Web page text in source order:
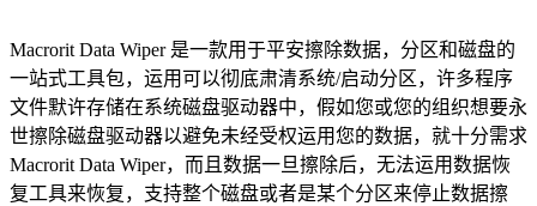
Macrorit Data Wiper 是一款用于平安擦除数据，分区和磁盘的
一站式工具包，运用可以彻底肃清系统/启动分区，许多程序
文件默许存储在系统磁盘驱动器中，假如您或您的组织想要永
世擦除磁盘驱动器以避免未经受权运用您的数据，就十分需求
Macrorit Data Wiper，而且数据一旦擦除后，无法运用数据恢
复工具来恢复，支持整个磁盘或者是某个分区来停止数据擦